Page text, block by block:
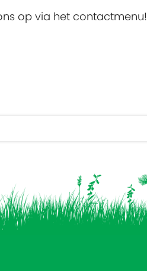
op via het contactmenu!